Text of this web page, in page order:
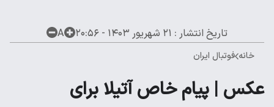
تاریخ انتشار : ۲۱ شهریور ۱۴۰۳ - ۲۰:۵۶ A
خانه فوتبال ایران
عکس | پیام خاص آتیلا برای